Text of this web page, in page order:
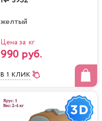
желтый
Цена за кг
990 руб.
В 1 КЛИК